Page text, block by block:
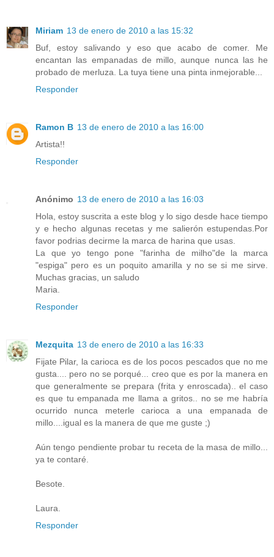
Miriam 13 de enero de 2010 a las 15:32
Buf, estoy salivando y eso que acabo de comer. Me
encantan las empanadas de millo, aunque nunca las he
probado de merluza. La tuya tiene una pinta inmejorable...
Responder
Ramon B 13 de enero de 2010 a las 16:00
Artista!!
Responder
Anónimo 13 de enero de 2010 a las 16:03
Hola, estoy suscrita a este blog y lo sigo desde hace tiempo
y e hecho algunas recetas y me salierón estupendas.Por
favor podrias decirme la marca de harina que usas.
La que yo tengo pone "farinha de milho"de la marca
"espiga" pero es un poquito amarilla y no se si me sirve.
Muchas gracias, un saludo
Maria.
Responder
Mezquita 13 de enero de 2010 a las 16:33
Fijate Pilar, la carioca es de los pocos pescados que no me
gusta.... pero no se porqué... creo que es por la manera en
que generalmente se prepara (frita y enroscada).. el caso
es que tu empanada me llama a gritos.. no se me habría
ocurrido nunca meterle carioca a una empanada de
millo....igual es la manera de que me guste ;)
Aún tengo pendiente probar tu receta de la masa de millo...
ya te contaré.
Besote.
Laura.
Responder